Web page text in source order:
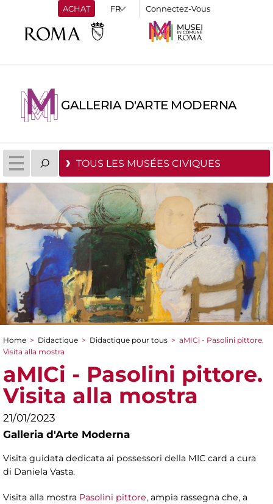
ACHAT Connectez-Vous
GALLERIA D'ARTE MODERNA
TOUS LES MUSÉES CIVIQUES
You are here
Home > Didactique > Didactique pour tous > aMICi - Pasolini pittore.
Visita alla mostra
aMICi - Pasolini pittore.
Visita alla mostra
21/01/2023
Galleria d'Arte Moderna
Visita guidata dedicata ai possessori della MIC card a cura
di Daniela Vasta.
Visita alla mostra Pasolini pittore, ampia rassegna che, a